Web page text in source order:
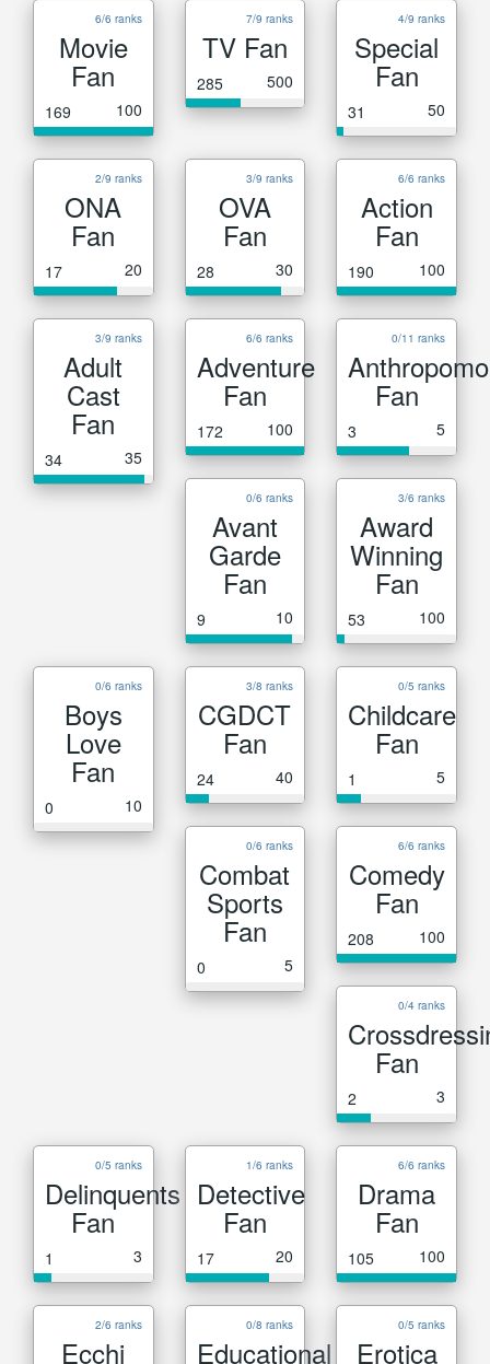
6/6 ranks
Movie
Fan
169 100
7/9 ranks
TV Fan
285 500
4/9 ranks
Special
Fan
31 50
2/9 ranks
ONA
Fan
17 20
3/9 ranks
OVA
Fan
28 30
6/6 ranks
Action
Fan
190 100
3/9 ranks
Adult
Cast
Fan
34 35
6/6 ranks
Adventure
Fan
172 100
0/11 ranks
Fan
3 5
0/6 ranks
Avant
Garde
Fan
9 10
3/6 ranks
Award
Winning
Fan
53 100
0/6 ranks
Boys
Love
Fan
0 10
3/8 ranks
CGDCT
Fan
24 40
0/5 ranks
Childcare
Fan
1 5
0/6 ranks
Combat
Sports
Fan
0 5
6/6 ranks
Comedy
Fan
208 100
0/4 ranks
Fan
2 3
0/5 ranks
Delinquents
Fan
1 3
1/6 ranks
Detective
Fan
17 20
6/6 ranks
Drama
Fan
105 100
2/6 ranks
Ecchi
0/8 ranks
Educational
0/5 ranks
Erotica